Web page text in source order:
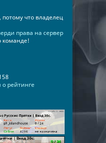
что владелец
права на сервер
команде!
рейтинге